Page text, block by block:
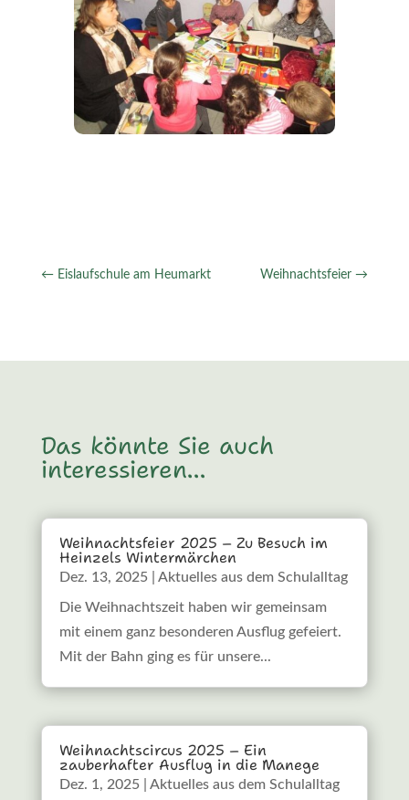
← Eislaufschule am Heumarkt Weihnachtsfeier →
Das könnte Sie auch
interessieren…
Weihnachtsfeier 2025 – Zu Besuch im
Heinzels Wintermärchen
Dez. 13, 2025| Aktuelles aus dem Schulalltag
Die Weihnachtszeit haben wir gemeinsam
mit einem ganz besonderen Ausflug gefeiert.
Mit der Bahn ging es für unsere...
Weihnachtscircus 2025 – Ein
zauberhafter Ausflug in die Manege
Dez. 1, 2025| Aktuelles aus dem Schulalltag